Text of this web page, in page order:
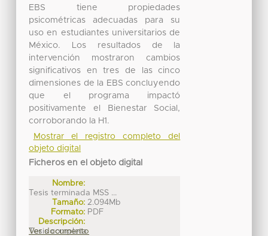
EBS tiene propiedades
psicométricas adecuadas para su
uso en estudiantes universitarios de
México. Los resultados de la
intervención mostraron cambios
significativos en tres de las cinco
dimensiones de la EBS concluyendo
que el programa impactó
positivamente el Bienestar Social,
corroborando la H1.
Mostrar el registro completo del
objeto digital
Ficheros en el objeto digital
Nombre:
Tesis terminada MSS ...
Tamaño: 2.094Mb
Formato: PDF
Descripción:
Tesis completa
Ver documento